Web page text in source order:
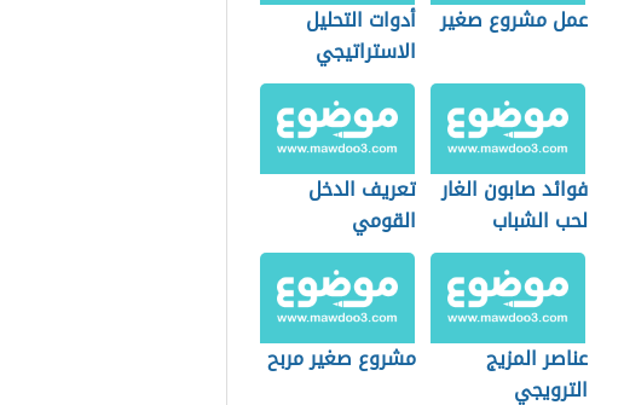
عمل مشروع صغير
أدوات التحليل
الاستراتيجي
فوائد صابون الغار
لحب الشباب
تعريف الدخل
القومي
عناصر المزيج
الترويجي
مشروع صغير مربح